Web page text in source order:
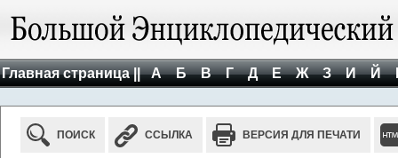
Главная страница || А Б В Г Д Е Ж З И Й
ПОИСК ССЫЛКА ВЕРСИЯ ДЛЯ ПЕЧАТИ